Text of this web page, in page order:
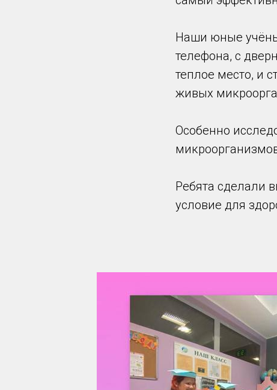
Наши юные
телефона, с
теплое место, и
живых
Особенно
Ребята сделали
условие для